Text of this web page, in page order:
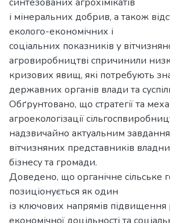
і мінеральних добрив, а також
еколого-економічних і
соціальних показників у
агровиробництві спричинили
кризових явищ, які потребують
державних органів влади та
Обґрунтовано, що стратегії та
агроекологізації
надзвичайно актуальним
вітчизняних представників
бізнесу та громади.
Доведено, що органічне сільське
позиціонується як один
із ключових напрямів підвищення